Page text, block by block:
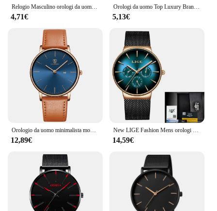
Relogio Masculino orologi da uomo orologi da uomo di lusso ultrasottili di lusso delle migliori marche orologio da uomo orologio erkek kol saati reloj hombre
4,71€
Orologi da uomo Top Luxury Brand orologio da polso Ultra sottile da uomo orologio da uomo in vetro blu orologio relogio masculino erkek kol saati
5,13€
Orologio da uomo minimalista moda semplice orologio da polso analogico data con cinturino in maglia di acciaio inossidabile
12,89€
New LIGE Fashion Mens orologi Top Brand Luxury Quartz Watch Men Mesh Steel impermeabile orologio da polso ultrasottile per uomo orologio sportivo
14,59€